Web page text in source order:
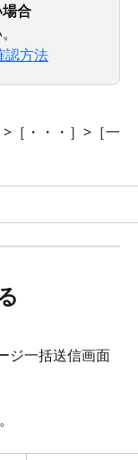
合
認方法
［・・・］>［一
ジ一括送信画面